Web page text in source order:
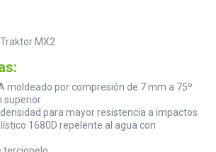
MX2
moldeado por compresión de 7 mm a 75º
superior
para mayor resistencia a impactos
1680D repelente al agua con